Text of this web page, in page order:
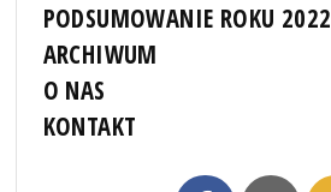
PODSUMOWANIE ROKU 2022
ARCHIWUM
O NAS
KONTAKT